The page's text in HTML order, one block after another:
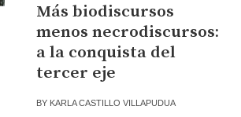
Más biodiscursos
menos necrodiscursos:
a la conquista del
tercer eje
BY KARLA CASTILLO VILLAPUDUA